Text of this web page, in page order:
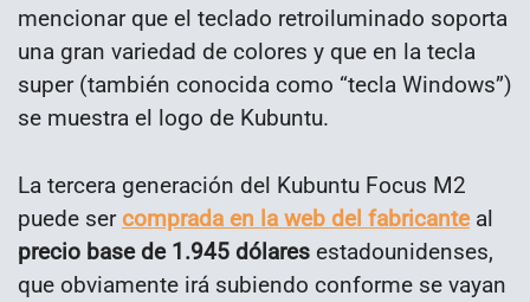
mencionar que el teclado retroiluminado soporta
una gran variedad de colores y que en la tecla
super (también conocida como “tecla Windows”)
se muestra el logo de Kubuntu.
La tercera generación del Kubuntu Focus M2
puede ser comprada en la web del fabricanteal
precio base de 1.945 dólares estadounidenses,
que obviamente irá subiendo conforme se vayan